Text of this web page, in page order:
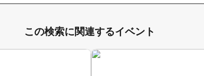
この検索に関連するイベント